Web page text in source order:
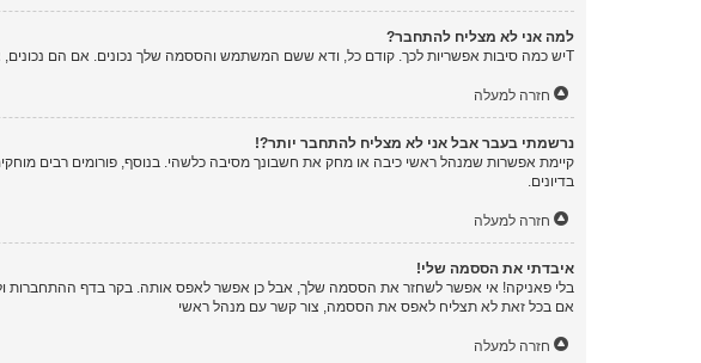
למה אני לא מצליח להתחבר?
Tיש כמה סיבות אפשריות לכך. קודם כל, ודא ששם המשתמש והססמה שלך נכונים. אם הם נכונים, צור קשר עם מנהל ראשי כדי לוודא שלא נחסמת. לחילופין, יכול להיות שיש שגיאה בהגדרות האתר שהמנהלים שלו יצטרכו לתקן.
חזרה למעלה
נרשמתי בעבר אבל אני לא מצליח להתחבר יותר?!
קיימת אפשרות שמנהל ראשי כיבה או מחק את חשבונך מסיבה כלשהי. בנוסף, פורומים רבים
בדיונים.
חזרה למעלה
איבדתי את הססמה שלי!
בלי פאניקה! אי אפשר לשחזר את הססמה שלך, אבל כן אפשר לאפס אותה. בקר בדף ההתחברות
אם בכל זאת לא תצליח לאפס את הססמה, צור קשר עם מנהל ראשי
חזרה למעלה